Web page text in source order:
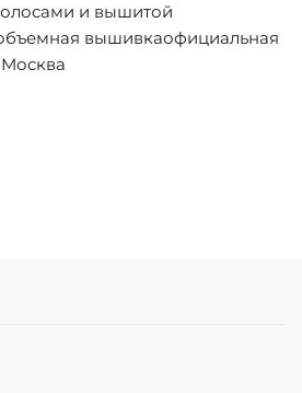
и вышитой
вышивкаофициальная